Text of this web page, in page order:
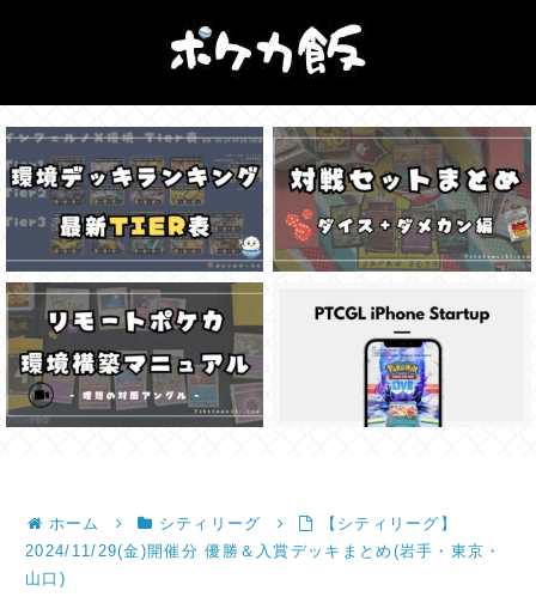
ホーム シティリーグ
【シティリーグ】
2024/11/29(金)開催分 優勝＆入賞デッキまとめ(岩手・東京・
山口)